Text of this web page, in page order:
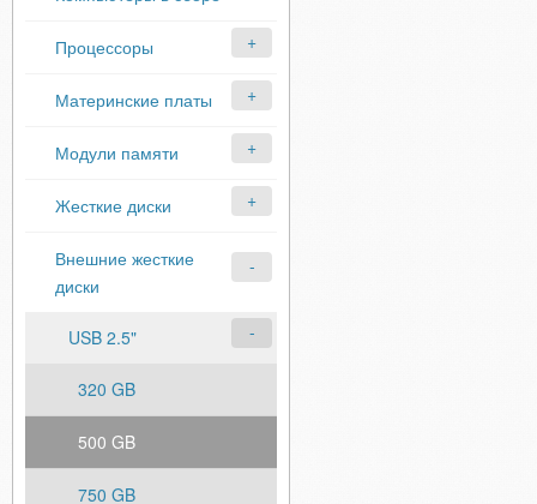
Процессоры
Материнские платы
Модули памяти
Жесткие диски
Внешние жесткие
диски
USB 2.5"
320 GB
500 GB
750 GB